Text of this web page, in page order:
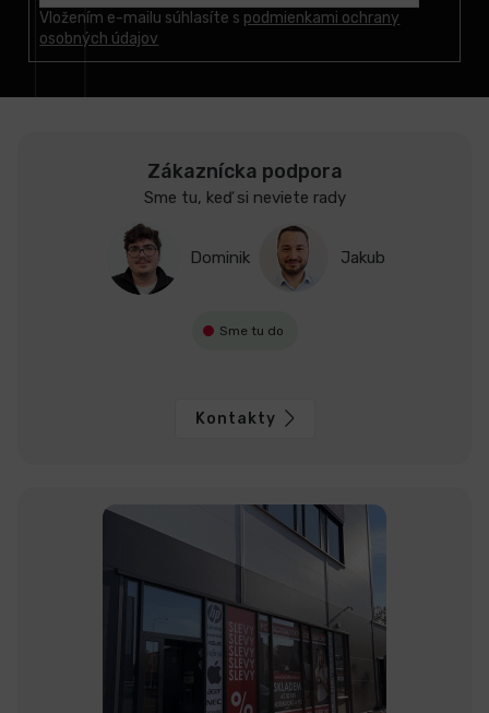
Vložením e-mailu súhlasíte s podmienkami ochrany
osobných údajov
Zákaznícka podpora
Sme tu, keď si neviete rady
Dominik Jakub
Sme tu do
Kontakty